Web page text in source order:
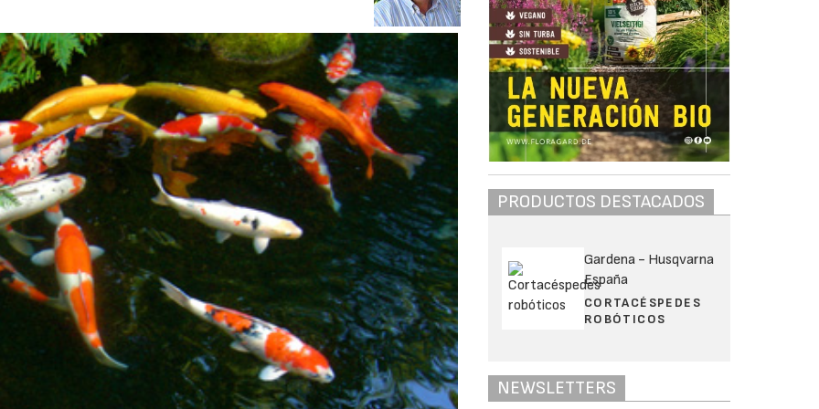
PRODUCTOS DESTACADOS
Gardena - Husqvarna
España
CORTACÉSPEDES
ROBÓTICOS
NEWSLETTERS